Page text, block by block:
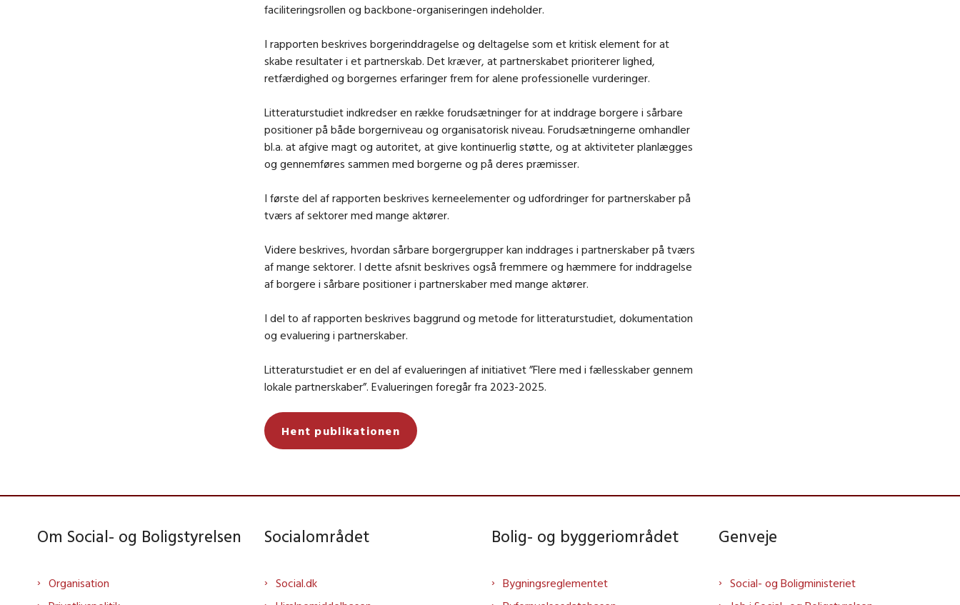
faciliteringsrollen og backbone-organiseringen indeholder.
I rapporten beskrives borgerinddragelse og deltagelse som et kritisk element for at
skabe resultater i et partnerskab. Det kræver, at partnerskabet prioriterer lighed,
retfærdighed og borgernes erfaringer frem for alene professionelle vurderinger.
Litteraturstudiet indkredser en række forudsætninger for at inddrage borgere i sårbare
positioner på både borgerniveau og organisatorisk niveau. Forudsætningerne omhandler
bl.a. at afgive magt og autoritet, at give kontinuerlig støtte, og at aktiviteter planlægges
og gennemføres sammen med borgerne og på deres præmisser.
I første del af rapporten beskrives kerneelementer og udfordringer for partnerskaber på
tværs af sektorer med mange aktører.
Videre beskrives, hvordan sårbare borgergrupper kan inddrages i partnerskaber på tværs
af mange sektorer. I dette afsnit beskrives også fremmere og hæmmere for inddragelse
af borgere i sårbare positioner i partnerskaber med mange aktører.
I del to af rapporten beskrives baggrund og metode for litteraturstudiet, dokumentation
og evaluering i partnerskaber.
Litteraturstudiet er en del af evalueringen af initiativet ”Flere med i fællesskaber gennem
lokale partnerskaber”. Evalueringen foregår fra 2023-2025.
Hent publikationen
Om Social- og Boligstyrelsen
Organisation
Socialområdet
Social.dk
Bolig- og byggeriområdet
Bygningsreglementet
Genveje
Social- og Boligministeriet